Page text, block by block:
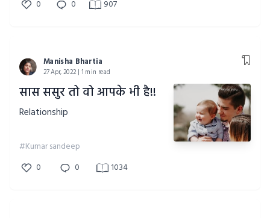
0 0 907
Manisha Bhartia
27 Apr, 2022 | 1 min read
सास ससुर तो वो आपके भी है!!
Relationship
#Kumar sandeep
0
0 1034